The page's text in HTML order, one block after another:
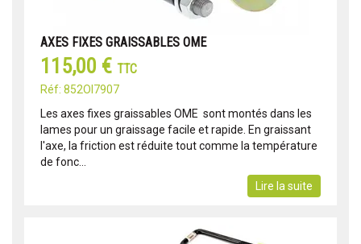
AXES FIXES GRAISSABLES OME
115,00 € TTC
Réf: 852OI7907
Les axes fixes graissables OME sont montés dans les
lames pour un graissage facile et rapide. En graissant
l'axe, la friction est réduite tout comme la température
de fonc...
Lire la suite